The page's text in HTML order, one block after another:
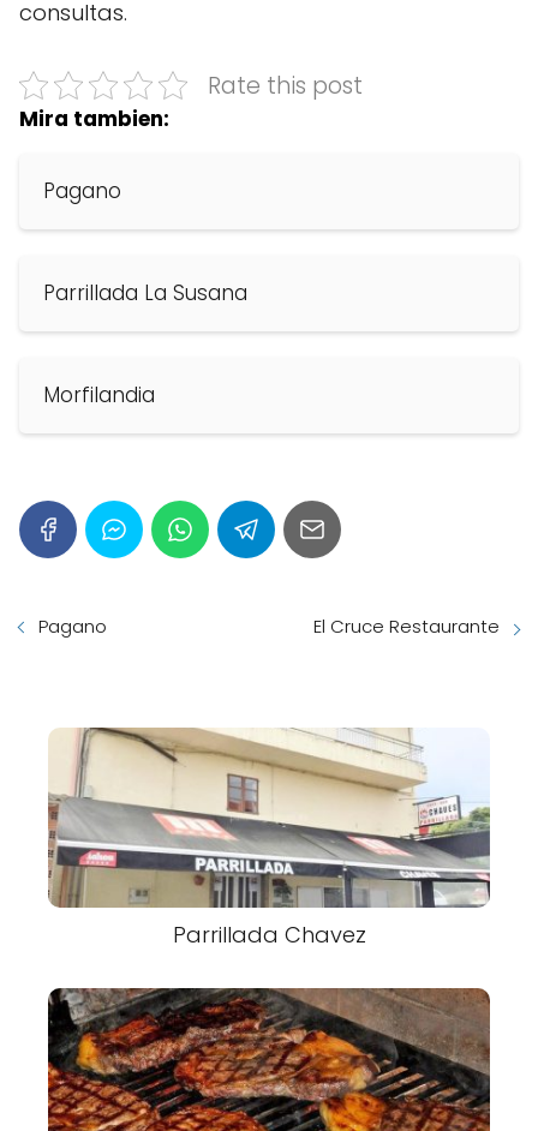
consultas.
Rate this post
Mira tambien:
Pagano
Parrillada La Susana
Morfilandia
Pagano El Cruce Restaurante
Parrillada Chavez